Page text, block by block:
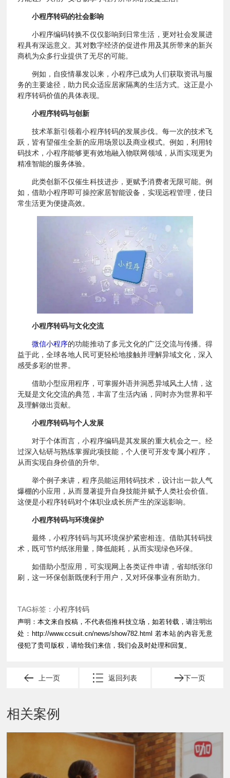
小程序转码的社会影响
小程序编码转换不仅仅影响到日常生活，更对社会发展进
程具有深远意义。其对数字经济的促进作用及其所带来的新兴
商机为众多行业提供了无尽的可能。
例如，自疫情暴发以来，小程序已成为人们获取资讯与服
务的主要途径，助力民众适应居家隔离的生活方式。这正是小
程序转码价值的具体表现。
小程序转码与创新
技术革新引领着小程序转码的发展步伐。每一次的技术飞
跃，皆有望催生全新的应用场景以及商业模式。例如，利用转
码技术，小程序能够更有效地融入物联网领域，从而实现更为
精准智能的服务体验。
此类创新不仅催生科技进步，更赋予消费者无限可能。例
如，借助小程序即可操控家居智能设备，实现远程管理，使日
常生活更为便捷高效。
小程序转码与文化交流
微信小程序的功能推动了多元文化的广泛交流与传播。得
益于此，全球各地人民可更轻松地接触并理解异域文化，深入
感受多彩的世界。
借助小型应用程序，可掌握外语并洞悉异域风土人情，这
无疑是文化交流的典范，丰富了生活内涵，同时亦为世界和平
及理解做出贡献。
小程序转码与个人发展
对于个体而言，小程序编码是其发展的重大机会之一。经
过深入钻研与熟练掌握此项技能，个人便可开发专属小程序，
从而实现自身价值的升华。
举个例子来讲，程序员能运用转码技术，设计出一款人气
爆棚的小应用，从而显著提升自身技能并赋予人类社会价值。
这便是小程序转码对个体职业成长所产生的深远影响。
小程序转码与环境保护
最终，小程序转码与其环境保护紧密相连。借助其转码技
术，既可节约纸张用量，降低能耗，从而实现绿色环保。
如借助小型应用，可实现网上各类证件申请，省却纸张印
刷，这一环保创新既便利于用户，又对环保事业有所助力。
TAG标签： 小程序转码
声明：本文来自投稿，不代表佰推科技立场，如若转载，请注明出
处： http://www.ccsuit.cn/news/show782.html 若本站的内容无意
侵犯了贵司版权，请给我们来信，我们会及时处理和回复。
上一页 下一页
返回列表
相关案例